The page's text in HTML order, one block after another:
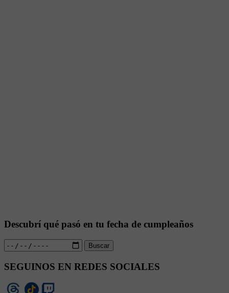
Descubrí qué pasó en tu fecha de cumpleaños
Buscar
SEGUINOS EN REDES SOCIALES